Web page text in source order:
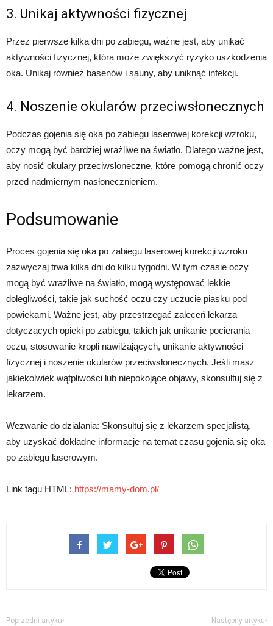
3. Unikaj aktywności fizycznej
Przez pierwsze kilka dni po zabiegu, ważne jest, aby unikać
aktywności fizycznej, która może zwiększyć ryzyko uszkodzenia
oka. Unikaj również basenów i sauny, aby uniknąć infekcji.
4. Noszenie okularów przeciwsłonecznych
Podczas gojenia się oka po zabiegu laserowej korekcji wzroku,
oczy mogą być bardziej wrażliwe na światło. Dlatego ważne jest,
aby nosić okulary przeciwsłoneczne, które pomogą chronić oczy
przed nadmiernym nasłonecznieniem.
Podsumowanie
Proces gojenia się oka po zabiegu laserowej korekcji wzroku
zazwyczaj trwa kilka dni do kilku tygodni. W tym czasie oczy
mogą być wrażliwe na światło, mogą występować lekkie
dolegliwości, takie jak suchość oczu czy uczucie piasku pod
powiekami. Ważne jest, aby przestrzegać zaleceń lekarza
dotyczących opieki po zabiegu, takich jak unikanie pocierania
oczu, stosowanie kropli nawilżających, unikanie aktywności
fizycznej i noszenie okularów przeciwsłonecznych. Jeśli masz
jakiekolwiek wątpliwości lub niepokojące objawy, skonsultuj się z
lekarzem.
Wezwanie do działania: Skonsultuj się z lekarzem specjalistą,
aby uzyskać dokładne informacje na temat czasu gojenia się oka
po zabiegu laserowym.
Link tagu HTML: https://mamy-dom.pl/
Poprzedni artykuł Następny artykuł